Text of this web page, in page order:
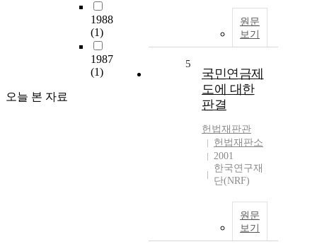
1988
(1)
1987
(1)
오늘 본 자료
원문
보기
5
국민연금제
도에 대한
판결
헌법재판관
헌법재판소
2001
한국연구재
단(NRF)
원문
보기